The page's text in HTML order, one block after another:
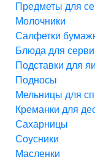
Предметы для
Молочники
Салфетки
Блюда для
Подставки для
Подносы
Мельницы для
Креманки для
Сахарницы
Соусники
Масленки